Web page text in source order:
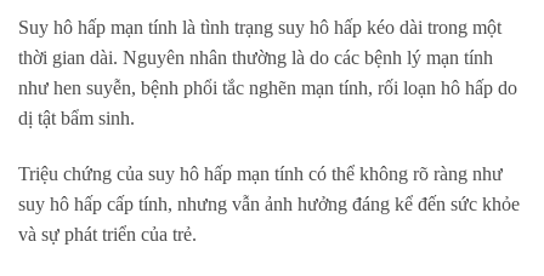
Suy hô hấp mạn tính là tình trạng suy hô hấp kéo dài trong một
thời gian dài. Nguyên nhân thường là do các bệnh lý mạn tính
như hen suyễn, bệnh phổi tắc nghẽn mạn tính, rối loạn hô hấp do
dị tật bẩm sinh.
Triệu chứng của suy hô hấp mạn tính có thể không rõ ràng như
suy hô hấp cấp tính, nhưng vẫn ảnh hưởng đáng kể đến sức khỏe
và sự phát triển của trẻ.